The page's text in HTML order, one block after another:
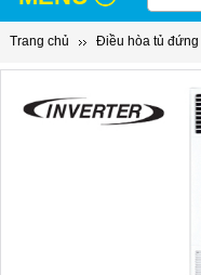
Trang chủ Điều hòa tủ đứng